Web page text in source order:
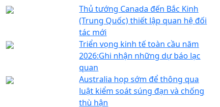
Thủ tướng Canada đến Bắc Kinh
(Trung Quốc) thiết lập quan hệ đối
tác mới
Triển vọng kinh tế toàn cầu năm
2026:Ghi nhận những dự báo lạc
quan
Australia họp sớm để thông qua
luật kiểm soát súng đạn và chống
thù hận